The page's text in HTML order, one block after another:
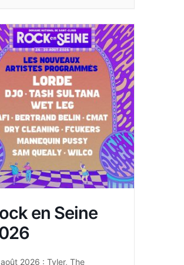
en Seine
2026 : Tyler, The